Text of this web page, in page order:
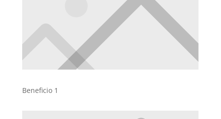
Beneficio 1